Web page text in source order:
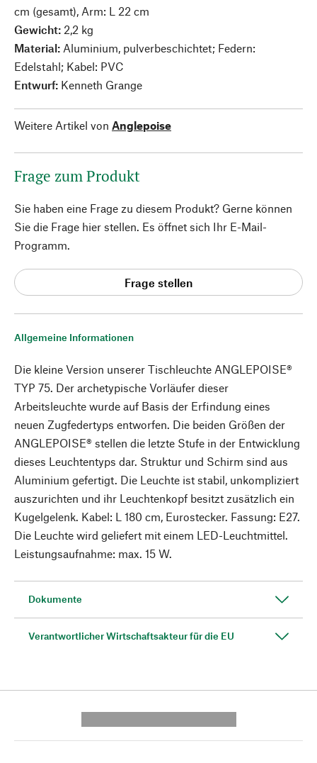
Allgemeine Informationen
Die kleine Version unserer Tischleuchte ANGLEPOISE®
TYP 75. Der archetypische Vorläufer dieser
Arbeitsleuchte wurde auf Basis der Erfindung eines
neuen Zugfedertyps entworfen. Die beiden Größen der
ANGLEPOISE® stellen die letzte Stufe in der Entwicklung
dieses Leuchtentyps dar. Struktur und Schirm sind aus
Aluminium gefertigt. Die Leuchte ist stabil, unkompliziert
auszurichten und ihr Leuchtenkopf besitzt zusätzlich ein
Kugelgelenk. Kabel: L 180 cm, Eurostecker. Fassung: E27.
Die Leuchte wird geliefert mit einem LED-Leuchtmittel.
Leistungsaufnahme: max. 15 W.
Dokumente
Verantwortlicher Wirtschaftsakteur für die EU
cm (gesamt), Arm: L 22 cm
Gewicht: 2,2 kg
Material: Aluminium, pulverbeschichtet; Federn:
Edelstahl; Kabel: PVC
Entwurf: Kenneth Grange
Weitere Artikel von Anglepoise
Frage zum Produkt
Sie haben eine Frage zu diesem Produkt? Gerne können
Sie die Frage hier stellen. Es öffnet sich Ihr E-Mail-
Programm.
Frage stellen